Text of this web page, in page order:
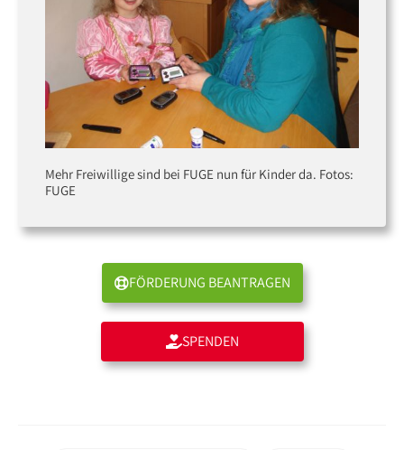
Mehr Freiwillige sind bei FUGE nun für Kinder da. Fotos:
FUGE
FÖRDERUNG BEANTRAGEN
SPENDEN